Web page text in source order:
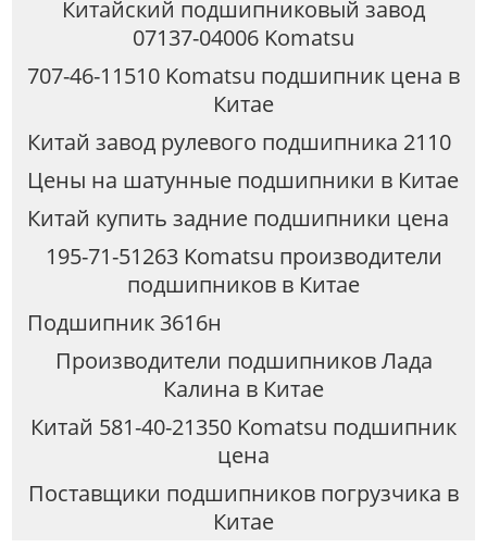
Китайский подшипниковый завод
07137-04006 Komatsu
707-46-11510 Komatsu подшипник цена в
Китае
Китай завод рулевого подшипника 2110
Цены на шатунные подшипники в Китае
Китай купить задние подшипники цена
195-71-51263 Komatsu производители
подшипников в Китае
Подшипник 3616н
Производители подшипников Лада
Калина в Китае
Китай 581-40-21350 Komatsu подшипник
цена
Поставщики подшипников погрузчика в
Китае